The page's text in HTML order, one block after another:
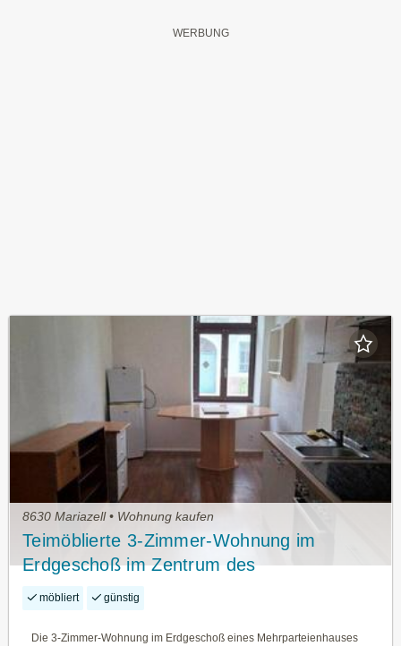
8630 Mariazell • Wohnung kaufen
Teimöblierte 3-Zimmer-Wohnung im
Erdgeschoß im Zentrum des
Wallfahrtsortes Mariazell zu kaufen !
möbliert günstig
Die 3-Zimmer-Wohnung im Erdgeschoß eines Mehrparteienhauses